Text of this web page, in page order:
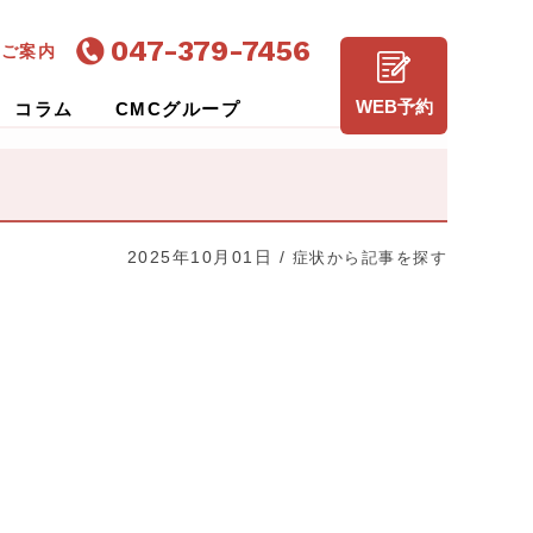
案内 047-379-7456
コラム CMCグループ WEB予約
2025年10月01日 / 症状から記事を探す